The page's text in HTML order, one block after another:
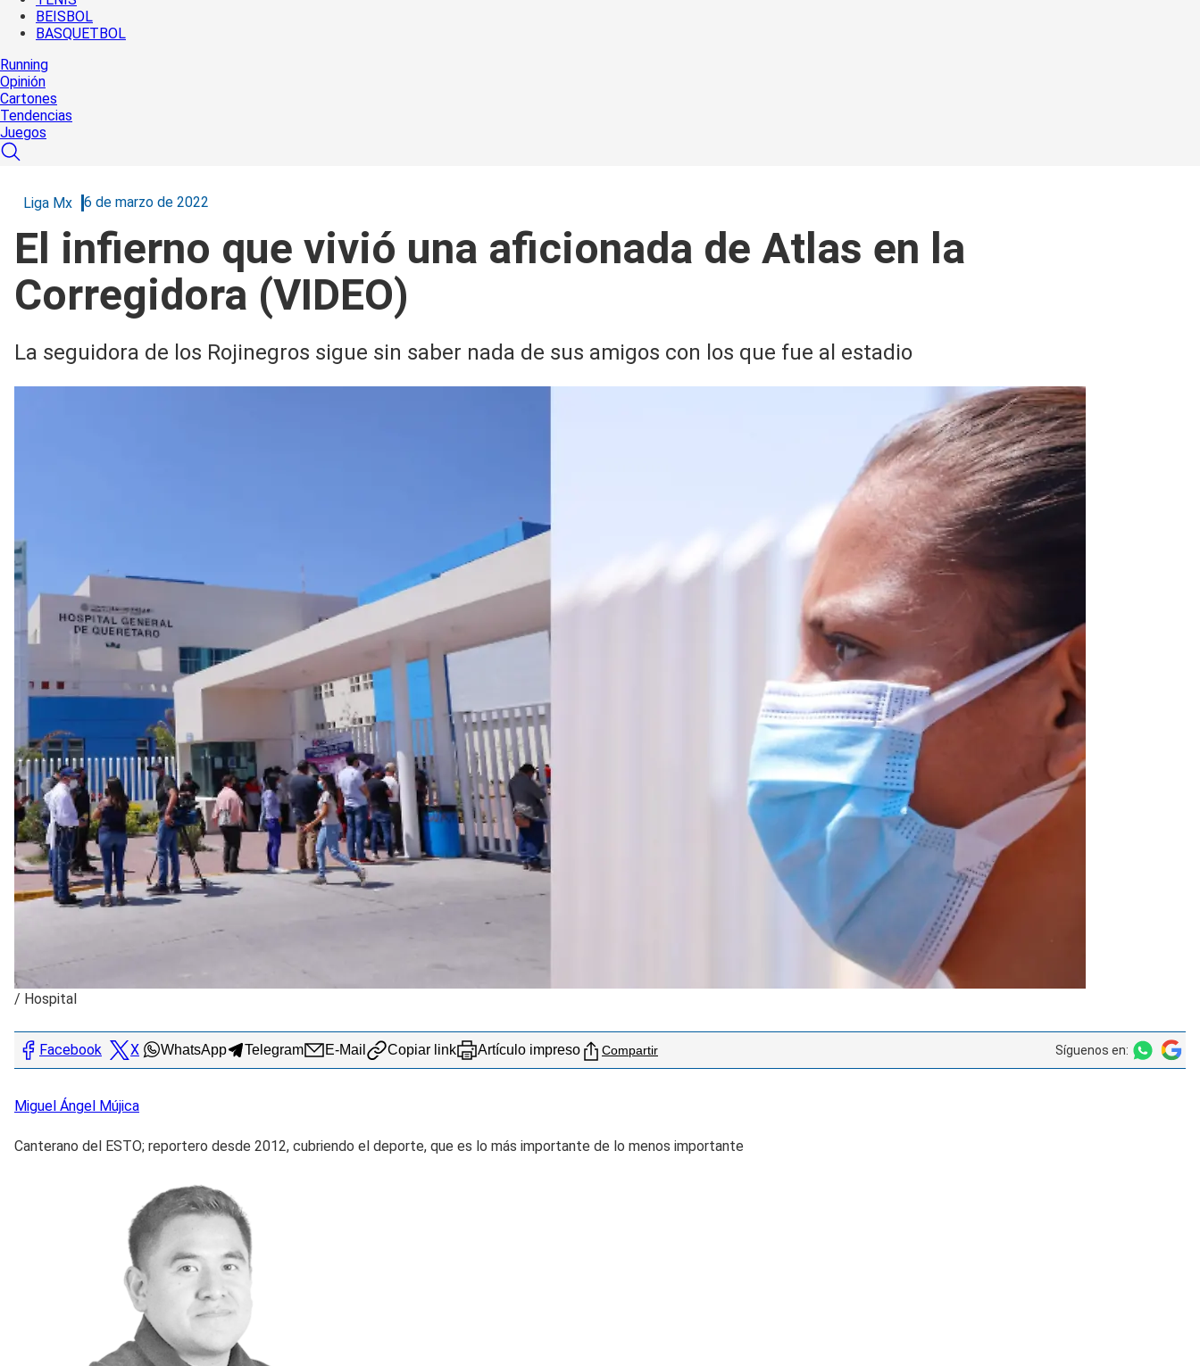
BEISBOL
BASQUETBOL
Running
Opinión
Cartones
Tendencias
Juegos
Liga Mx 6 de marzo de 2022
El infierno que vivió una aficionada de Atlas en la
Corregidora (VIDEO)
La seguidora de los Rojinegros sigue sin saber nada de sus amigos con los que fue al estadio
/ Hospital
Facebook X WhatsApp Telegram E-Mail Copiar link Artículo impreso Compartir Síguenos en:
Miguel Ángel Mújica
Canterano del ESTO; reportero desde 2012, cubriendo el deporte, que es lo más importante de lo menos importante